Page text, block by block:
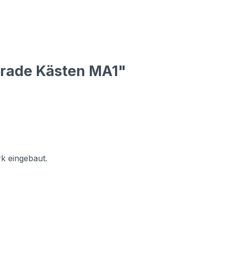
Kästen MA1"
eingebaut.